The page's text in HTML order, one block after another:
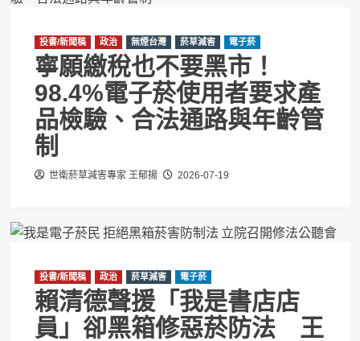
投書/新聞稿 政治 無煙台灣 菸草減害 電子菸
寧願繳稅也不要黑市！
98.4%電子菸使用者要求產
品檢驗、合法通路與年齡管
制
世衛菸草減害專家 王郁揚 2026-07-19
投書/新聞稿 政治 菸草減害 電子菸
賴清德聲援「我是書店店
員」卻黑箱修惡菸防法 王